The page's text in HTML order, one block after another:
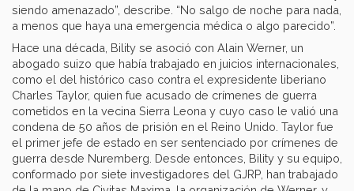
siendo amenazado”, describe. “No salgo de noche para nada,
a menos que haya una emergencia médica o algo parecido”.
Hace una década, Bility se asoció con Alain Werner, un
abogado suizo que había trabajado en juicios internacionales,
como el del histórico caso contra el expresidente liberiano
Charles Taylor, quien fue acusado de crímenes de guerra
cometidos en la vecina Sierra Leona y cuyo caso le valió una
condena de 50 años de prisión en el Reino Unido. Taylor fue
el primer jefe de estado en ser sentenciado por crímenes de
guerra desde Nuremberg. Desde entonces, Bility y su equipo,
conformado por siete investigadores del GJRP, han trabajado